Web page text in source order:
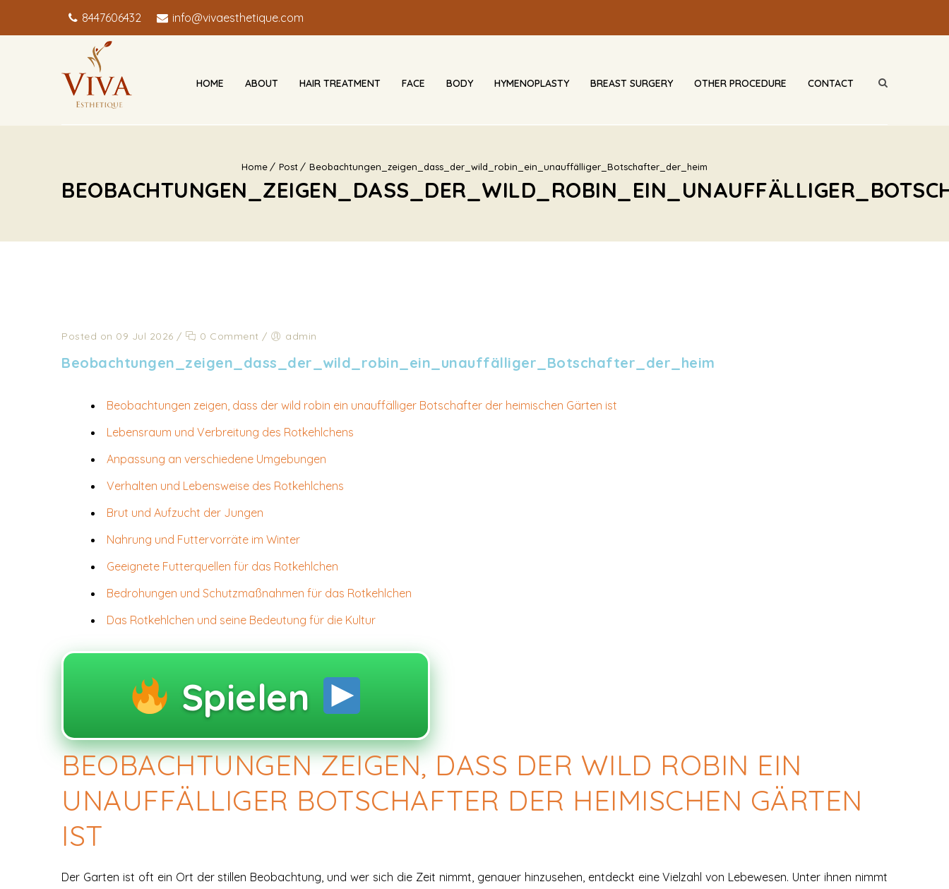
8447606432 info@vivaesthetique.com
HOME ABOUT HAIR TREATMENT FACE BODY HYMENOPLASTY BREAST SURGERY OTHER PROCEDURE CONTACT
Home Post Beobachtungen_zeigen_dass_der_wild_robin_ein_unauffälliger_Botschafter_der_heim
Posted on 09 Jul 2026 / 0 Comment / admin
Beobachtungen_zeigen_dass_der_wild_robin_ein_unauffälliger_Botschafter_der_heim
Beobachtungen zeigen, dass der wild robin ein unauffälliger Botschafter der heimischen Gärten ist
Lebensraum und Verbreitung des Rotkehlchens
Anpassung an verschiedene Umgebungen
Verhalten und Lebensweise des Rotkehlchens
Brut und Aufzucht der Jungen
Nahrung und Futtervorräte im Winter
Geeignete Futterquellen für das Rotkehlchen
Bedrohungen und Schutzmaßnahmen für das Rotkehlchen
Das Rotkehlchen und seine Bedeutung für die Kultur
Spielen
BEOBACHTUNGEN ZEIGEN, DASS DER WILD ROBIN EIN
UNAUFFÄLLIGER BOTSCHAFTER DER HEIMISCHEN GÄRTEN
IST
Der Garten ist oft ein Ort der stillen Beobachtung, und wer sich die Zeit nimmt, genauer hinzusehen, entdeckt eine Vielzahl von Lebewesen. Unter ihnen nimmt